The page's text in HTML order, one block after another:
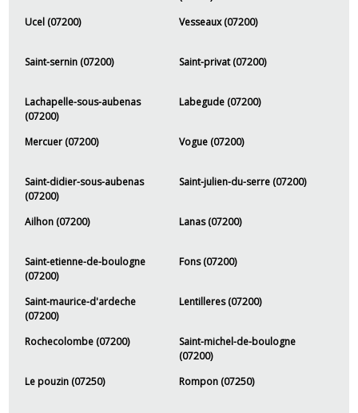
Ucel (07200)
Vesseaux (07200)
Saint-sernin (07200) Saint-privat (07200)
Lachapelle-sous-aubenas
(07200)
Labegude (07200)
Mercuer (07200) Vogue (07200)
Saint-didier-sous-aubenas
(07200)
Saint-julien-du-serre (07200)
Ailhon (07200) Lanas (07200)
Saint-etienne-de-boulogne
(07200)
Fons (07200)
Saint-maurice-d'ardeche
(07200)
Lentilleres (07200)
Rochecolombe (07200)
Saint-michel-de-boulogne
(07200)
Le pouzin (07250)
Rompon (07250)